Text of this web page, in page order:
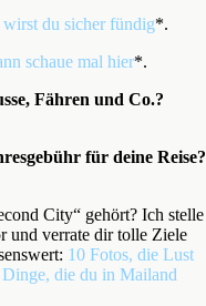
du sicher fündig*.
schaue mal hier*.
Fähren und Co.?
für deine Reise?
City“ gehört? Ich stelle
und verrate dir tolle Ziele
10 Fotos, die Lust
Dinge, die du in Mailand